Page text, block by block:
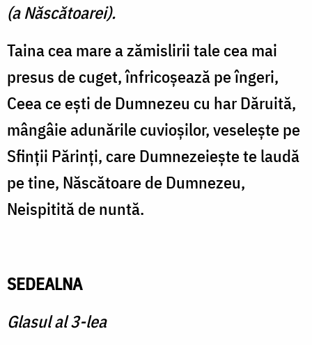
(a Născătoarei).
Taina cea mare a zămislirii tale cea mai
presus de cuget, înfricoşează pe îngeri,
Ceea ce eşti de Dumnezeu cu har Dă­ruită,
mângâie adunările cuvioşilor, veseleşte pe
Sfinţii Părinţi, care Dumnezeieşte te laudă
pe tine, Născătoare de Dumnezeu,
Neispitită de nuntă.
SEDEALNA
Glasul al 3-lea